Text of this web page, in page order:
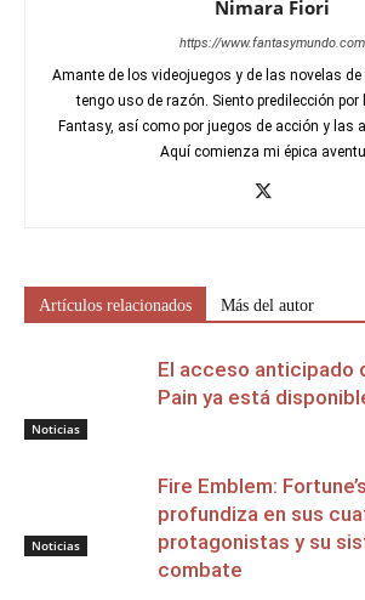
Nimara Fiori
https://www.fantasymundo.com
Amante de los videojuegos y de las novelas
tengo uso de razón. Siento predilección por
Fantasy, así como por juegos de acción y las
Aquí comienza mi épica
Artículos relacionados Más del autor
Noticias
El acceso anticipado
Pain ya está
Noticias
Fire Emblem:
profundiza en sus
protagonistas y su
combate